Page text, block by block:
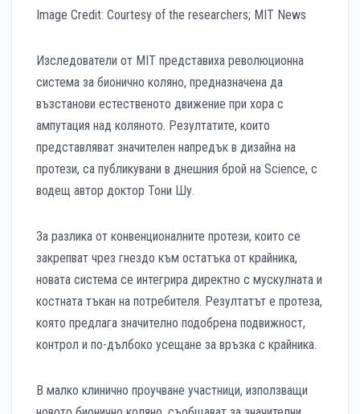
Image Credit: Courtesy of the researchers; MIT News
Изследователи от MIT представиха революционна
система за бионично коляно, предназначена да
възстанови естественото движение при хора с
ампутация над коляното. Резултатите, които
представляват значителен напредък в дизайна на
протези, са публикувани в днешния брой на Science, с
водещ автор доктор Тони Шу.
За разлика от конвенционалните протези, които се
закрепват чрез гнездо към остатъка от крайника,
новата система се интегрира директно с мускулната и
костната тъкан на потребителя. Резултатът е протеза,
която предлага значително подобрена подвижност,
контрол и по-дълбоко усещане за връзка с крайника.
В малко клинично проучване участници, използващи